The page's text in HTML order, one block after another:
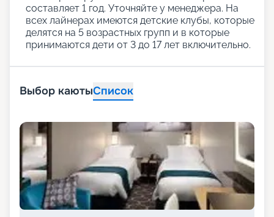
составляет 1 год. Уточняйте у менеджера. На
всех лайнерах имеются детские клубы, которые
делятся на 5 возрастных групп и в которые
принимаются дети от 3 до 17 лет включительно.
Выбор каютыСписок